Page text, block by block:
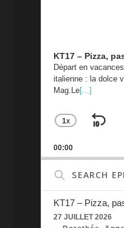
KT17 – Pizza,
Départ en
italienne : la dolce
Mag.Le[...]
CHANGE
RATE
1X
00:00
Search
Episodes
KT17 – Pizza,
27 JUILLET 2026